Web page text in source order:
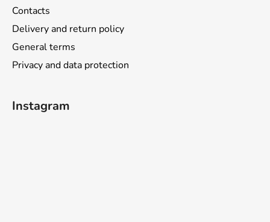
Contacts
Delivery and return policy
General terms
Privacy and data protection
Instagram